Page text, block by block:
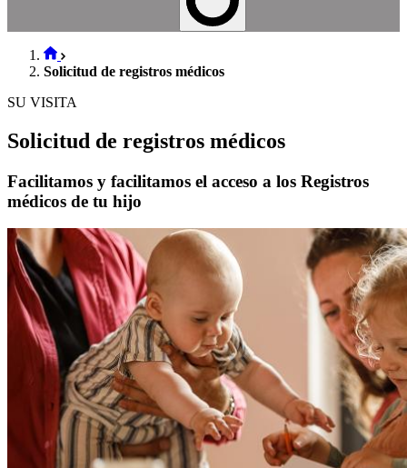
Solicitud de registros médicos
SU VISITA
Solicitud de registros médicos
Facilitamos y facilitamos el acceso a los Registros
médicos de tu hijo